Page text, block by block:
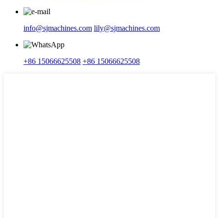
info@sjmachines.com lily@sjmachines.com
+86 15066625508 +86 15066625508